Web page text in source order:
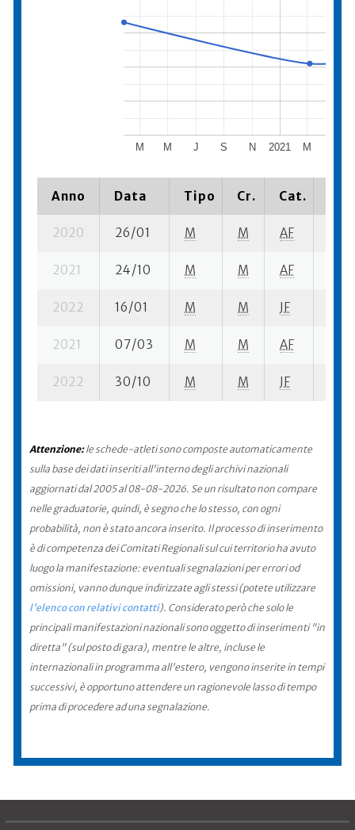
2021
M M J S N M
Anno Data Tipo Cr. Cat.
2020 26/01 M M AF
2021 24/10 M M AF
2022 16/01 M M JF
2021 07/03 M M AF
2022 30/10 M M JF
Attenzione:le schede-atleti sono composte automaticamente
sulla base dei dati inseriti all'interno degli archivi nazionali
aggiornati dal 2005 al 08-08-2026. Se un risultato non compare
nelle graduatorie, quindi, è segno che lo stesso, con ogni
probabilità, non è stato ancora inserito. Il processo di inserimento
è di competenza dei Comitati Regionali sul cui territorio ha avuto
luogo la manifestazione: eventuali segnalazioni per errori od
omissioni, vanno dunque indirizzate agli stessi (potete utilizzare
l'elenco con relativi contatti). Considerato però che solo le
principali manifestazioni nazionali sono oggetto di inserimenti "in
diretta" (sul posto di gara), mentre le altre, incluse le
internazionali in programma all'estero, vengono inserite in tempi
successivi, è opportuno attendere un ragionevole lasso di tempo
prima di procedere ad una segnalazione.